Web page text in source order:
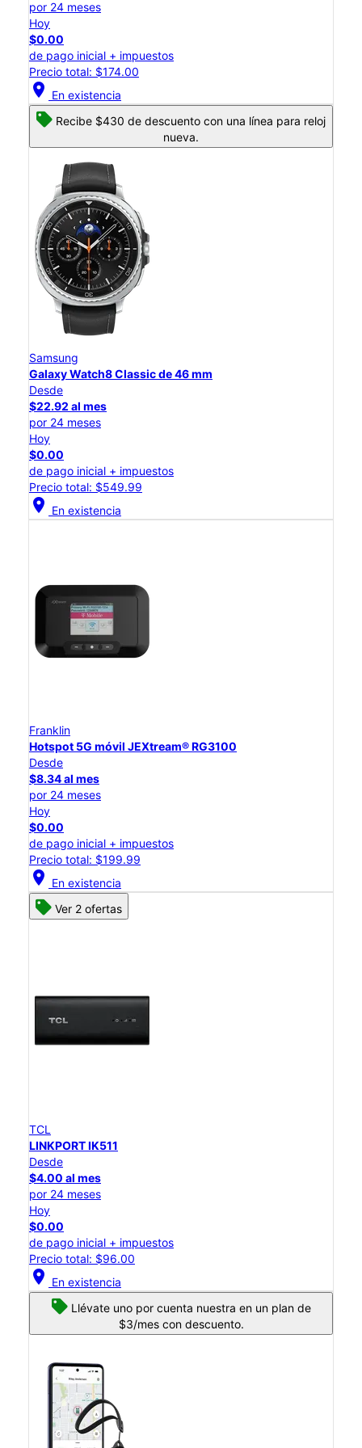
por 24 meses
Hoy
$0.00
de pago inicial + impuestos
Precio total: $174.00
location_on En existencia
Recibe $430 de descuento con una línea para reloj
nueva.
Samsung
Galaxy Watch8 Classic de 46 mm
Desde
$22.92 al mes
por 24 meses
Hoy
$0.00
de pago inicial + impuestos
Precio total: $549.99
location_on En existencia
Franklin
Hotspot 5G móvil JEXtream® RG3100
Desde
$8.34 al mes
por 24 meses
Hoy
$0.00
de pago inicial + impuestos
Precio total: $199.99
location_on En existencia
Ver 2 ofertas
TCL
LINKPORT IK511
Desde
$4.00 al mes
por 24 meses
Hoy
$0.00
de pago inicial + impuestos
Precio total: $96.00
location_on En existencia
Llévate uno por cuenta nuestra en un plan de
$3/mes con descuento.